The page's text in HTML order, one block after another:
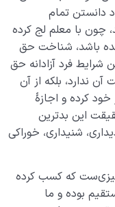
دانستن تمام
با معلم لج کرده
باشد، شناخت حق
فرد آزادانه حق
ندارد، بلکه از آن
کرده و اجازۀ
این بدترین
شنیداری، خوراکی
که کسب کرده
بوده و ما